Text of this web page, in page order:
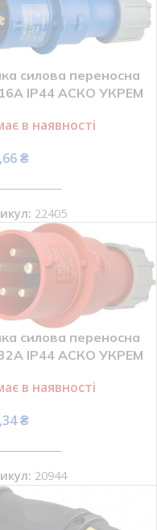
силова переносна
IP44 АСКО УКРЕМ
в наявності
₴
22405
силова переносна
IP44 АСКО УКРЕМ
в наявності
₴
20944